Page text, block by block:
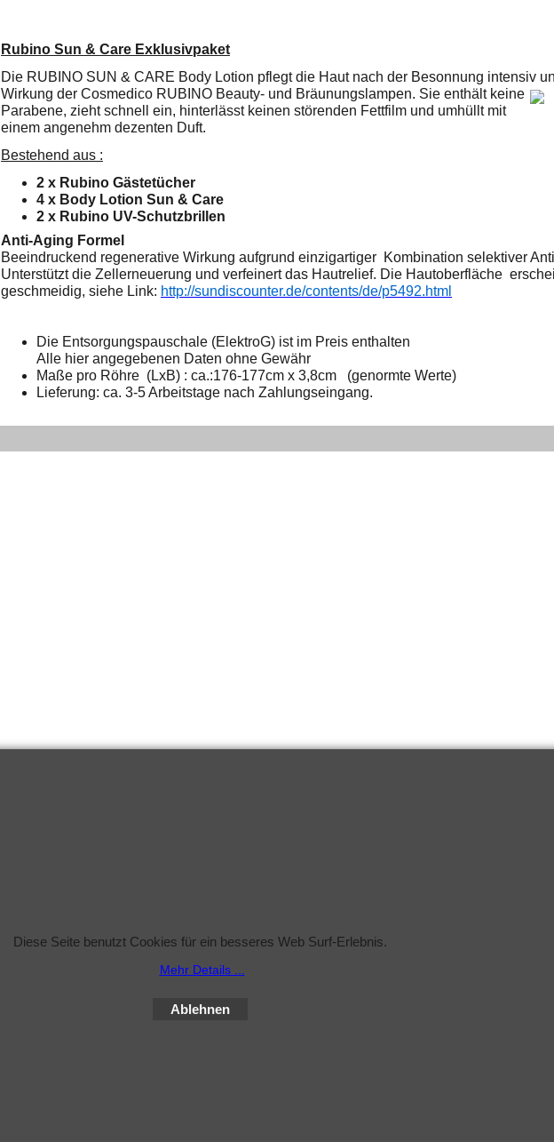
Rubino Sun & Care Exklusivpaket
Die RUBINO SUN & CARE Body Lotion pflegt die Haut nach der Besonnung intensiv
Wirkung der Cosmedico RUBINO Beauty- und Bräunungslampen. Sie enthält keine
Parabene, zieht schnell ein, hinterlässt keinen störenden Fettfilm und umhüllt mit
einem angenehm dezenten Duft.
Bestehend aus :
2 x Rubino Gästetücher
4 x Body Lotion Sun & Care
2 x Rubino UV-Schutzbrillen
Anti-Aging Formel
Beeindruckend regenerative Wirkung aufgrund einzigartiger Kombination selektiver
Unterstützt die Zellerneuerung und verfeinert das Hautrelief. Die Hautoberfläche
geschmeidig, siehe Link: http://sundiscounter.de/contents/de/p5492.html
Die Entsorgungspauschale (ElektroG) ist im Preis enthalten
Alle hier angegebenen Daten ohne Gewähr
Maße pro Röhre (LxB) : ca.:176-177cm x 3,8cm (genormte Werte)
Lieferung: ca. 3-5 Arbeitstage nach Zahlungseingang.
Diese Seite benutzt Cookies für ein besseres Web Surf-Erlebnis.
Mehr Details ...
Ablehnen